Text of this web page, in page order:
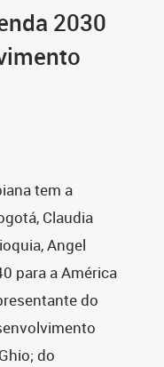
2030
tem a
Claudia
Angel
para a América
do
do